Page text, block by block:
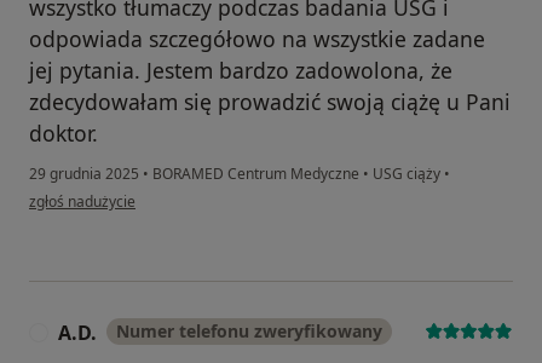
wszystko tłumaczy podczas badania USG i
odpowiada szczegółowo na wszystkie zadane
jej pytania. Jestem bardzo zadowolona, że
zdecydowałam się prowadzić swoją ciążę u Pani
doktor.
29 grudnia 2025 • BORAMED Centrum Medyczne • USG ciąży •
w opinii użytkownika Paulina
zgłoś nadużycie
A.D. Numer telefonu zweryfikowany